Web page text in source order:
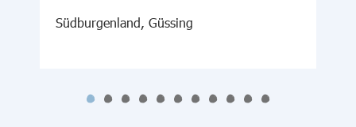
Südburgenland, Güssing